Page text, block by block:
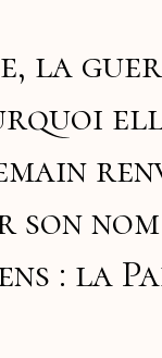
la
son
: la